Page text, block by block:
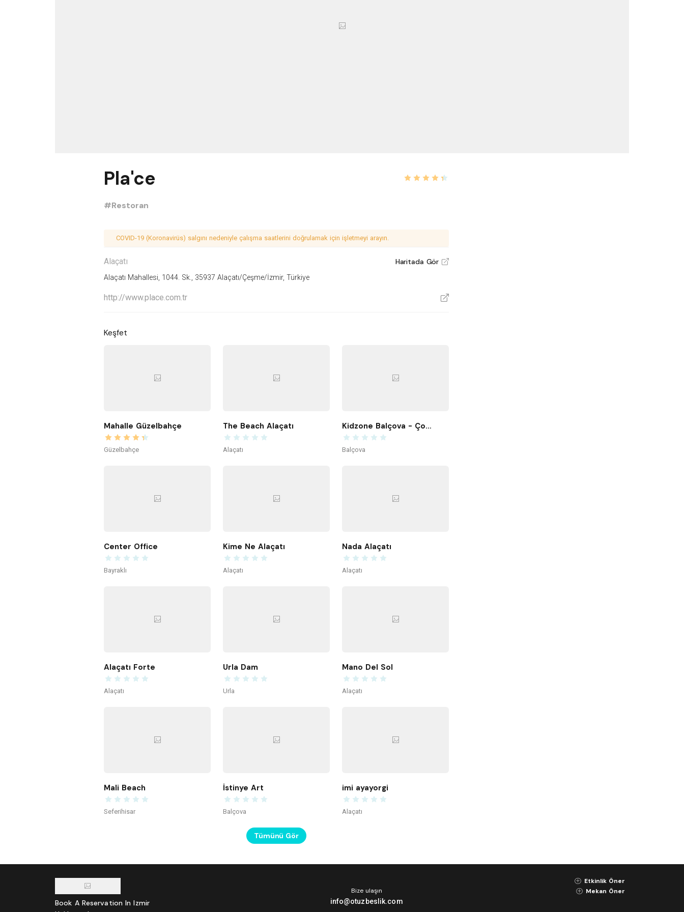
Pla'ce
#Restoran
COVID-19 (Koronavirüs) salgını nedeniyle çalışma saatlerini doğrulamak için işletmeyi arayın.
Alaçatı Haritada Gör V
Alaçatı Mahallesi, 1044. Sk., 35937 Alaçatı/Çeşme/İzmir, Türkiye
http://www.place.com.tr V
Keşfet
Mahalle Güzelbahçe
Güzelbahçe
The Beach Alaçatı
Alaçatı
Kidzone Balçova - Çocuk Gelişim ve Aktivite Merkezi
Balçova
Center Office
Bayraklı
Kime Ne Alaçatı
Alaçatı
Nada Alaçatı
Alaçatı
Alaçatı Forte
Alaçatı
Urla Dam
Urla
Mano Del Sol
Alaçatı
Mali Beach
Seferihisar
İstinye Art
Balçova
imi ayayorgi
Alaçatı
Tümünü Gör
Book A Reservation In Izmir
Bize ulaşın
info@otuzbeslik.com
K Etkinlik Öner
K Mekan Öner